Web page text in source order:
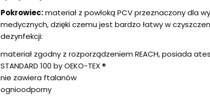
Pokrowiec:materiał z powłoką PCV przeznaczony dla
medycznych, dzięki czemu jest bardzo łatwy w
dezynfekcji:
materiał zgodny z rozporządzeniem REACH, posiada
STANDARD 100 by OEKO-TEX ®
nie zawiera ftalanów
ognioodporny